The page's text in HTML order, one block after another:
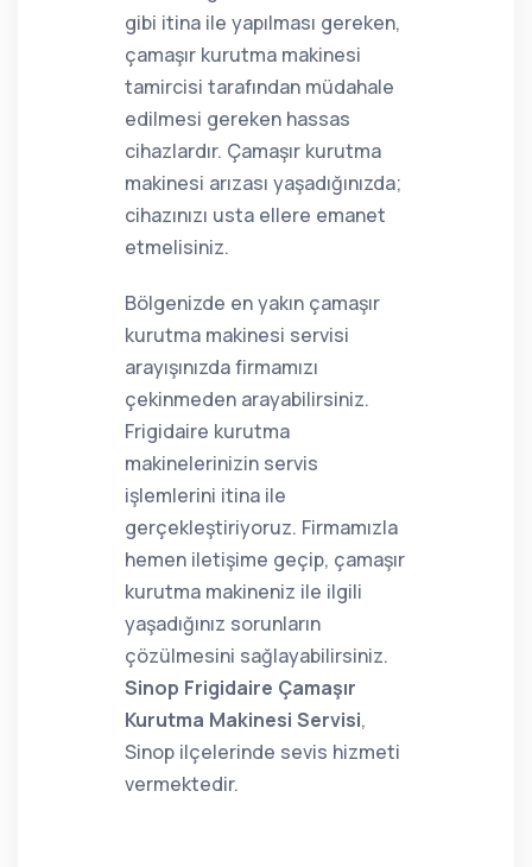
gibi itina ile yapılması gereken,
çamaşır kurutma makinesi
tamircisi tarafından müdahale
edilmesi gereken hassas
cihazlardır. Çamaşır kurutma
makinesi arızası yaşadığınızda;
cihazınızı usta ellere emanet
etmelisiniz.
Bölgenizde en yakın çamaşır
kurutma makinesi servisi
arayışınızda firmamızı
çekinmeden arayabilirsiniz.
Frigidaire kurutma
makinelerinizin servis
işlemlerini itina ile
gerçekleştiriyoruz. Firmamızla
hemen iletişime geçip, çamaşır
kurutma makineniz ile ilgili
yaşadığınız sorunların
çözülmesini sağlayabilirsiniz.
Sinop Frigidaire Çamaşır
Kurutma Makinesi Servisi,
Sinop ilçelerinde sevis hizmeti
vermektedir.